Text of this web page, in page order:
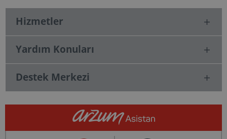
Hizmetler
Yardım Konuları
Destek Merkezi